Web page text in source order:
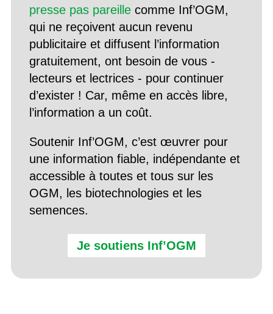
presse pas pareillecomme Inf’OGM,
qui ne reçoivent aucun revenu
publicitaire et diffusent l’information
gratuitement, ont besoin de vous -
lecteurs et lectrices - pour continuer
d’exister ! Car, même en accès libre,
l’information a un coût.
Soutenir Inf’OGM, c’est œuvrer pour
une information fiable, indépendante et
accessible à toutes et tous sur les
OGM, les biotechnologies et les
semences.
Je soutiens Inf’OGM